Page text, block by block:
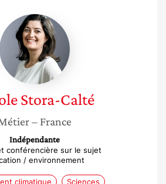
Carole
Stora-
Calté
Stora-Calté
– France
Indépendante
conférencière sur le sujet
/ environnement
climatique Sciences